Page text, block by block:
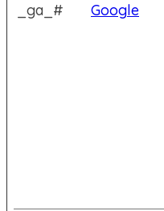
_ga_# Google